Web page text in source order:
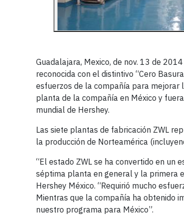
Guadalajara, Mexico, de nov. 13 de
reconocida con el distintivo “Cero
esfuerzos de la compañía para mejorar
planta de la compañía en México y
mundial de Hershey.
Las siete plantas de fabricación ZWL
la producción de Norteamérica
“El estado ZWL se ha convertido en un
séptima planta en general y la primera
Hershey México. “Requirió mucho
Mientras que la compañía ha obtenido
nuestro programa para México”.